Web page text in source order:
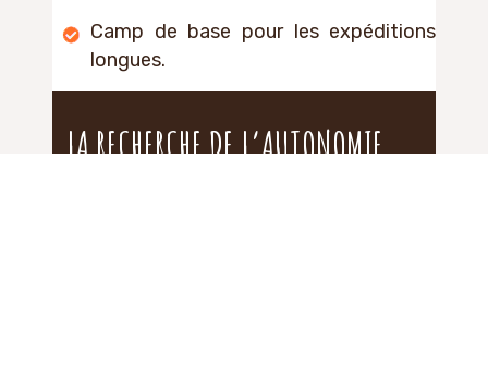
Camp de base pour les expéditions
longues.
LA RECHERCHE DE L’AUTONOMIE